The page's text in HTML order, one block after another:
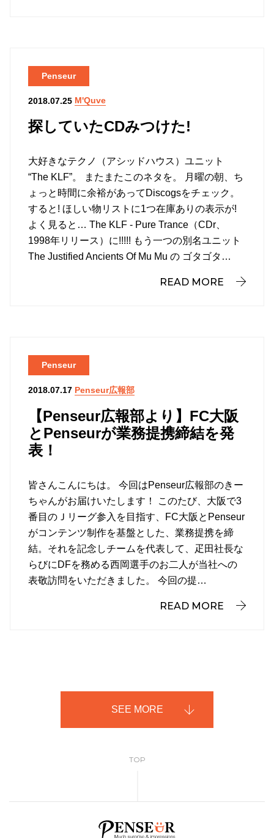
探していたCDみつけた!
Penseur
2018.07.25 M'Quve
大好きなテクノ（アシッドハウス）ユニット
“The KLF”。 またまたこのネタを。 月曜の朝、ち
ょっと時間に余裕があってDiscogsをチェック。
すると! ほしい物リストに1つ在庫ありの表示が!
よく見ると… The KLF ‎- Pure Trance（CDr、
1998年リリース）に!!!!! もう一つの別名ユニット
The Justified Ancients Of Mu Mu の ゴタゴタ…
READ MORE
【Penseur広報部より】FC大阪
とPenseurが業務提携締結を発
表！
Penseur
2018.07.17 Penseur広報部
皆さんこんにちは。 今回はPenseur広報部のきー
ちゃんがお届けいたします！ このたび、大阪で3
番目のＪリーグ参入を目指す、FC大阪とPenseur
がコンテンツ制作を基盤とした、業務提携を締
結。それを記念しチームを代表して、疋田社長な
らびにDFを務める西岡選手のお二人が当社への
表敬訪問をいただきました。 今回の提…
READ MORE
SEE MORE
TOP